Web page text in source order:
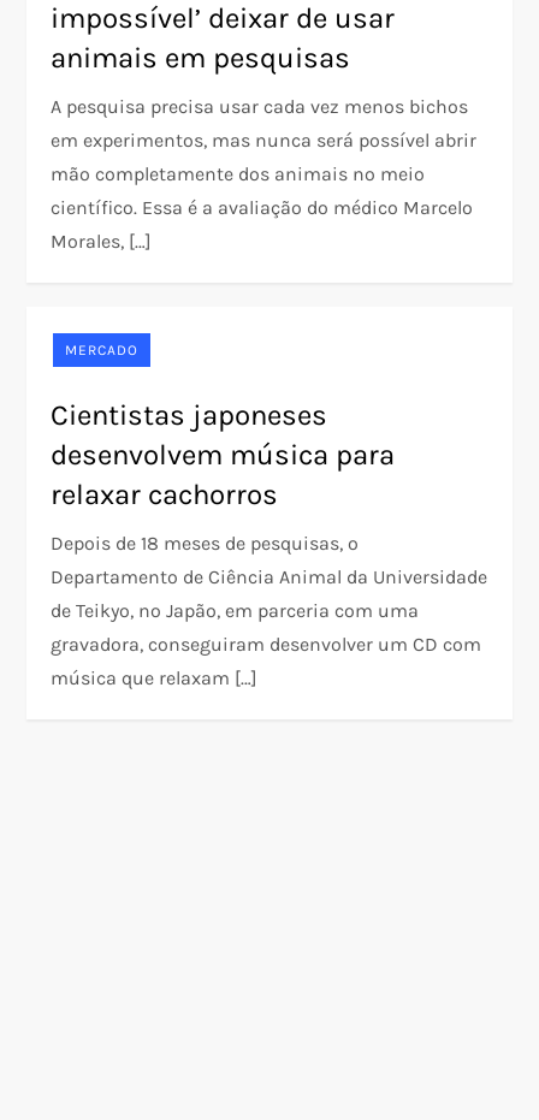
impossível’ deixar de usar
animais em pesquisas
A pesquisa precisa usar cada vez menos bichos
em experimentos, mas nunca será possível abrir
mão completamente dos animais no meio
científico. Essa é a avaliação do médico Marcelo
Morales, […]
MERCADO
Cientistas japoneses
desenvolvem música para
relaxar cachorros
Depois de 18 meses de pesquisas, o
Departamento de Ciência Animal da Universidade
de Teikyo, no Japão, em parceria com uma
gravadora, conseguiram desenvolver um CD com
música que relaxam […]